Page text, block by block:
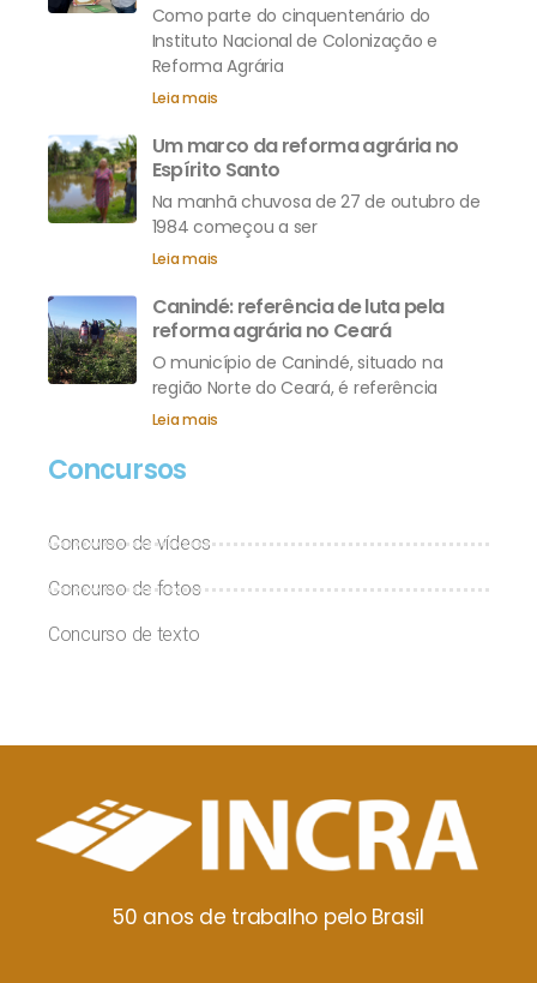
Como parte do cinquentenário do
Instituto Nacional de Colonização e
Reforma Agrária
Leia mais
Um marco da reforma agrária no
Espírito Santo
Na manhã chuvosa de 27 de outubro de
1984 começou a ser
Leia mais
Canindé: referência de luta pela
reforma agrária no Ceará
O município de Canindé, situado na
região Norte do Ceará, é referência
Leia mais
Concursos
Concurso de vídeos
Concurso de fotos
Concurso de texto
50 anos de trabalho pelo Brasil